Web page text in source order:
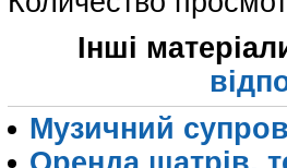
Інші
Музичний